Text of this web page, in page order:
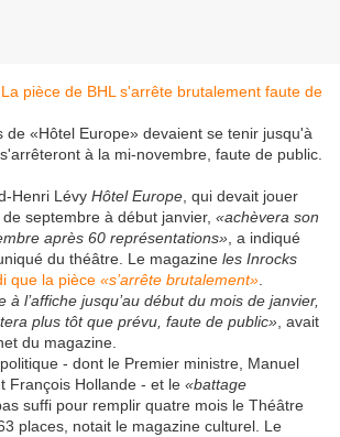
de «Hôtel Europe» devaient se tenir jusqu'à
à la mi-novembre, faute de public.
Henri Lévy Hôtel Europe , qui devait jouer
septembre à début janvier, «achèvera son
après 60 représentations» , a indiqué
du théâtre. Le magazine les Inrocks
que la pièce «s’arrête brutalement»
à l’affiche jusqu’au début du mois de janvier,
plus tôt que prévu, faute de public» , avait
du magazine.
- dont le Premier ministre, Manuel
François Hollande - et le «battage
suffi pour remplir quatre mois le Théâtre
places, notait le magazine culturel. Le